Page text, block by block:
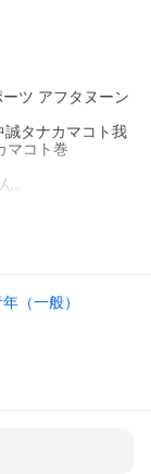
ツ アフタヌーン
誠タナカマコト我
マコト巻
。
が倒れてからと
れるようにな
（一般）